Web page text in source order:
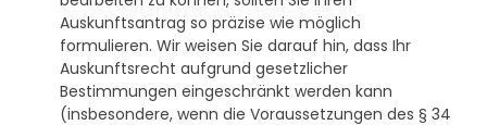
Auskunftsantrag so präzise wie möglich
formulieren. Wir weisen Sie darauf hin, dass Ihr
Auskunftsrecht aufgrund gesetzlicher
Bestimmungen eingeschränkt werden kann
(insbesondere, wenn die Voraussetzungen des § 34